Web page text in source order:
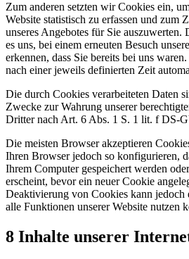
Zum anderen setzten wir Cookies ein,
Website statistisch zu erfassen und zum
unseres Angebotes für Sie auszuwerten.
es uns, bei einem erneuten Besuch
erkennen, dass Sie bereits bei uns
nach einer jeweils definierten Zeit
Die durch Cookies verarbeiteten Daten
Zwecke zur Wahrung unserer
Dritter nach Art. 6 Abs. 1 S. 1 lit. f DS-
Die meisten Browser akzeptieren
Ihren Browser jedoch so konfigurieren,
Ihrem Computer gespeichert werden
erscheint, bevor ein neuer Cookie
Deaktivierung von Cookies kann jedoch
alle Funktionen unserer Website nutzen
8 Inhalte unserer